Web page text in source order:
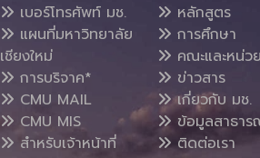
เบอร์โทรศัพท์ มช.
แผนที่มหาวิทยาลัย
เชียงใหม่
การบริจาค*
CMU MAIL
CMU MIS
สำหรับเจ้าหน้าที่
หลักสูตร
การศึกษา
คณะและหน่ว
ข่าวสาร
เกี่ยวกับ มช.
ข้อมูลสาธาร
ติดต่อเรา